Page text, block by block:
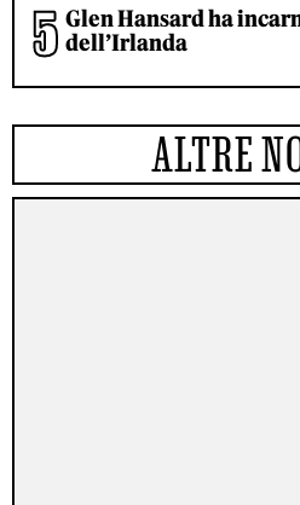
Glen Hansard ha
dell’Irlanda
ALTRE